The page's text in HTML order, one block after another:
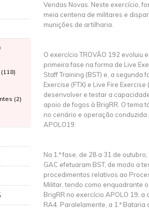
(2)
Vendas Novas. Neste exercício,
meia centena de militares e
munições de artilharia.
O exercício TROVÃO 192 evoluiu
primeira fase na forma de Live
Staff Training (BST) e, a segunda
Exercise (FTX) e Live Fire
desenvolver e testar a
apoio de fogos à BrigRR. O tema
no cenário e operação
APOLO19.
Na 1.ª fase, de 28 a 31 de
GAC efetuaram BST, de modo a
procedimentos relativos ao
Militar, tendo como enquadrante
BrigRR no exercício APOLO 19,
RA4. Paralelamente, a 1.ª